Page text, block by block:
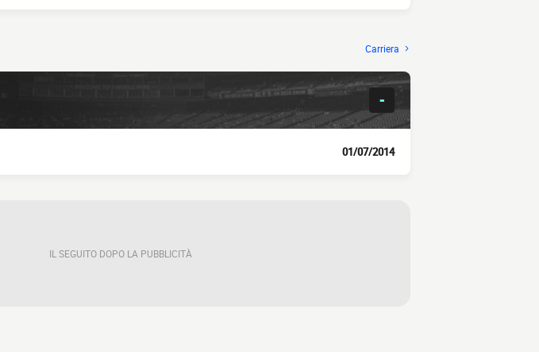
Carriera
-
01/07/2014
IL SEGUITO DOPO LA PUBBLICITÀ